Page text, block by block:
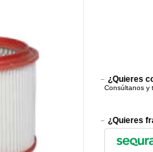
¿Quieres
Consúltanos y
¿Quieres